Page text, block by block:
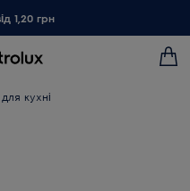
1,20 грн
кухні